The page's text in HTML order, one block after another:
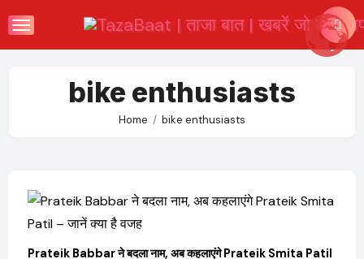
to
bike enthusiasts
Home bike enthusiasts
Prateik Babbar ने बदला नाम, अब कहलाएंगे Prateik Smita Patil